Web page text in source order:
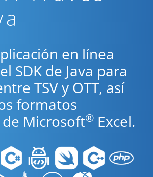
en línea
SDK de Java para
TSV y OTT, así
formatos
Microsoft® Excel.